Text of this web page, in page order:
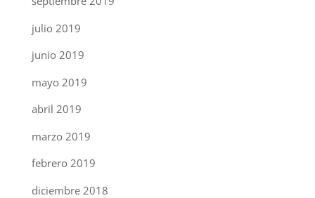
julio 2019
junio 2019
mayo 2019
abril 2019
marzo 2019
febrero 2019
diciembre 2018